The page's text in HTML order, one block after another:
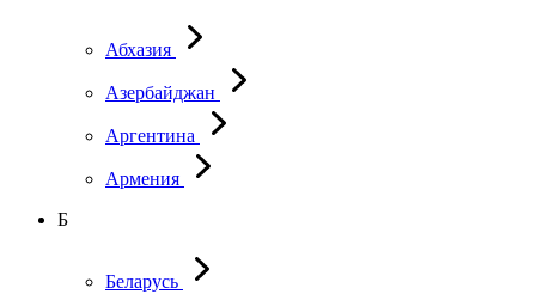
Абхазия
Азербайджан
Аргентина
Армения
Б
Беларусь